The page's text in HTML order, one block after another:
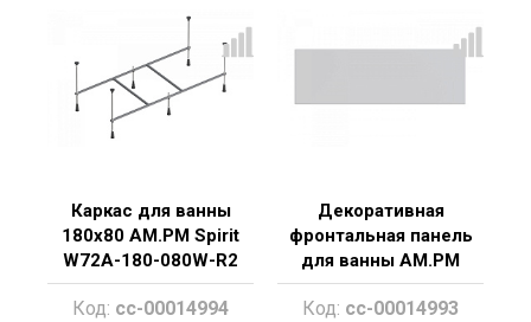
Каркас для ванны
180x80 AM.PM Spirit
W72A-180-080W-R2
Код: cc-00014994
Декоративная
фронтальная панель
для ванны AM.PM
Spirit W72A-180-080W-
P2
Код: cc-00014993